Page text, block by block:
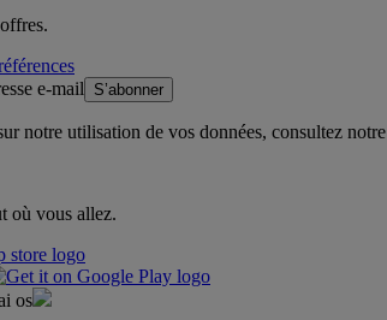
e-mail
S’abonner
notre utilisation de vos données, consultez notre
où vous allez.
os